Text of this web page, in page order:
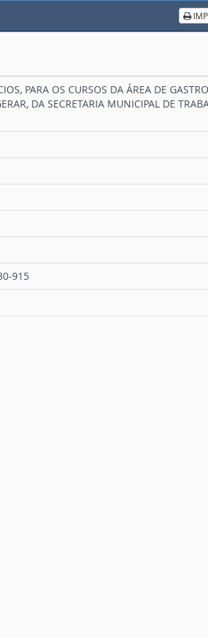
PARA OS CURSOS DA ÁREA DE
DA SECRETARIA MUNICIPAL DE
915